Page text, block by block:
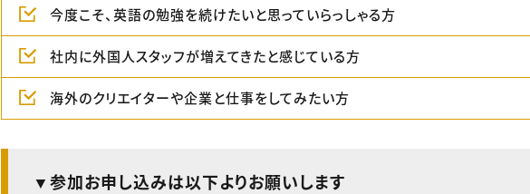
今度こそ、英語の勉強を続けたいと思っていらっしゃる方
社内に外国人スタッフが増えてきたと感じている方
海外のクリエイターや企業と仕事をしてみたい方
▼参加お申し込みは以下よりお願いします